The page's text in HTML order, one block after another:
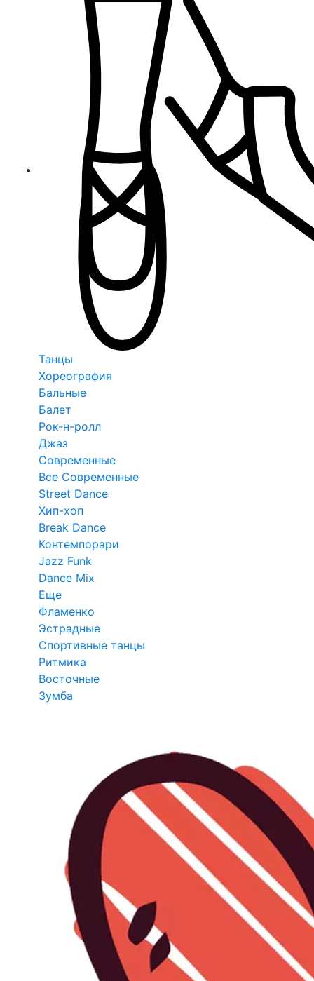
Танцы
Хореография
Бальные
Балет
Рок-н-ролл
Джаз
Современные
Все Современные
Street Dance
Хип-хоп
Break Dance
Контемпорари
Jazz Funk
Dance Mix
Еще
Фламенко
Эстрадные
Спортивные танцы
Ритмика
Восточные
Зумба